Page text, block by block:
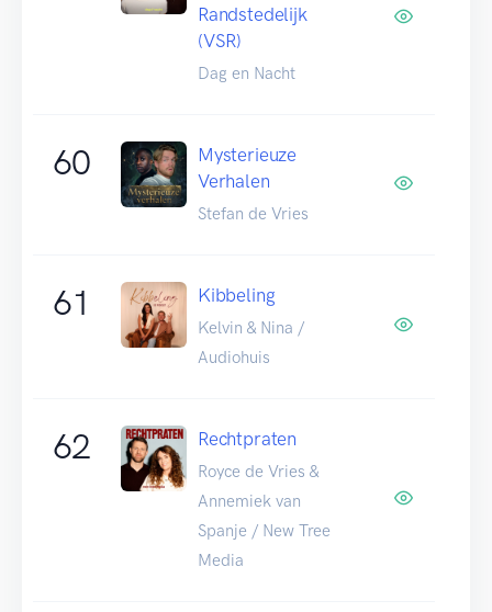
Randstedelijk
(VSR)
Dag en Nacht
60
Mysterieuze
Verhalen
Stefan de Vries
61 Kibbeling
Kelvin & Nina /
Audiohuis
62 Rechtpraten
Royce de Vries &
Annemiek van
Spanje / New Tree
Media